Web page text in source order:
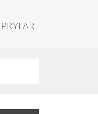
PRYLAR